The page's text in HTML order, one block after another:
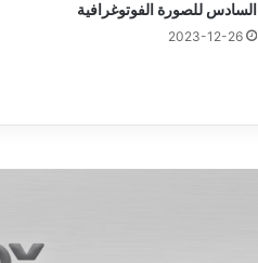
السادس للصورة الفوتوغرافية
2023-12-26